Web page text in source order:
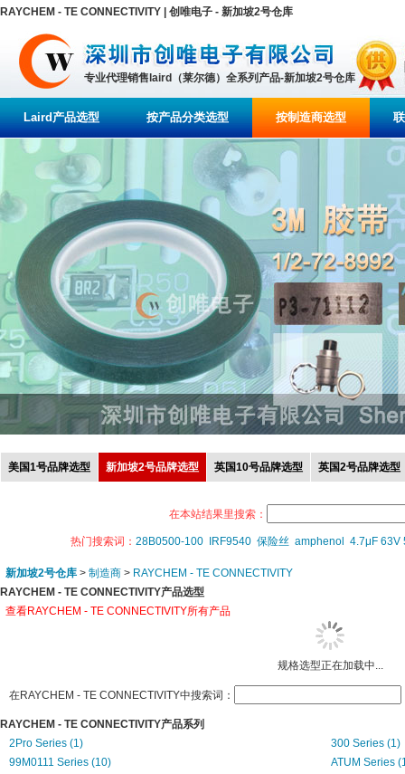
RAYCHEM - TE CONNECTIVITY | 创唯电子 - 新加坡2号仓库
专业代理销售laird（莱尔德）全系列产品-新加坡2号仓库
Laird产品选型 按产品分类选型 按制造商选型
美国1号品牌选型 新加坡2号品牌选型 英国10号品牌选型 英国2号品牌选型
在本站结果里搜索：
热门搜索词： 28B0500-100 IRF9540 保险丝 amphenol 4.7μF 63V
新加坡2号仓库 > 制造商 > RAYCHEM - TE CONNECTIVITY
RAYCHEM - TE CONNECTIVITY产品选型
查看RAYCHEM - TE CONNECTIVITY所有产品
规格选型正在加载中...
在RAYCHEM - TE CONNECTIVITY中搜索词：
RAYCHEM - TE CONNECTIVITY产品系列
2Pro Series (1)
300 Series (1)
99M0111 Series (10)
ATUM Series